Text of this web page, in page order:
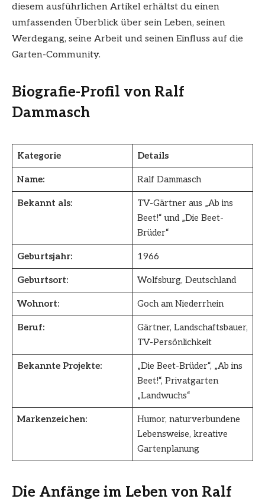
diesem ausführlichen Artikel erhältst du einen
umfassenden Überblick über sein Leben, seinen
Werdegang, seine Arbeit und seinen Einfluss auf die
Garten-Community.
Biografie-Profil von Ralf
Dammasch
Kategorie Details
Name: Ralf Dammasch
Bekannt als:
TV-Gärtner aus „Ab ins
Beet!“ und „Die Beet-
Brüder“
Geburtsjahr: 1966
Geburtsort: Wolfsburg, Deutschland
Wohnort: Goch am Niederrhein
Beruf:
Gärtner, Landschaftsbauer,
TV-Persönlichkeit
Bekannte Projekte:
„Die Beet-Brüder“, „Ab ins
Beet!“, Privatgarten
„Landwuchs“
Markenzeichen:
Humor, naturverbundene
Lebensweise, kreative
Gartenplanung
Die Anfänge im Leben von Ralf